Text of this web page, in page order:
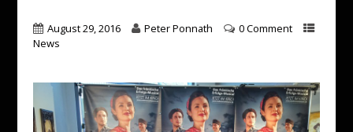
August 29, 2016 Peter Ponnath
0 Comment
News